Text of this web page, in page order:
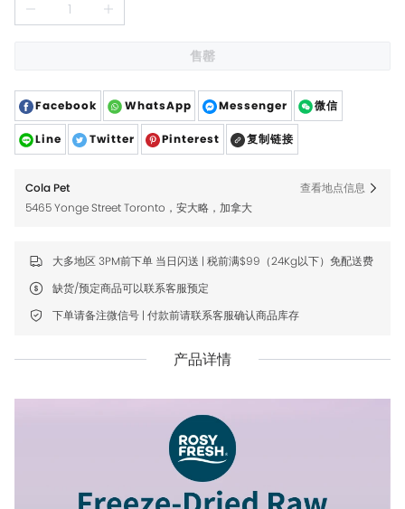
售罄
Facebook WhatsApp Messenger 微信
Line Twitter Pinterest 复制链接
Cola Pet
5465 Yonge Street Toronto，安大略，加拿大
查看地点信息
大多地区 3PM前下单 当日闪送 | 税前满$99（24Kg以下）免配送费
缺货/预定商品可以联系客服预定
下单请备注微信号 | 付款前请联系客服确认商品库存
产品详情